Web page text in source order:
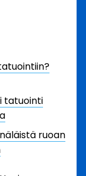
tatuointi
ruoan